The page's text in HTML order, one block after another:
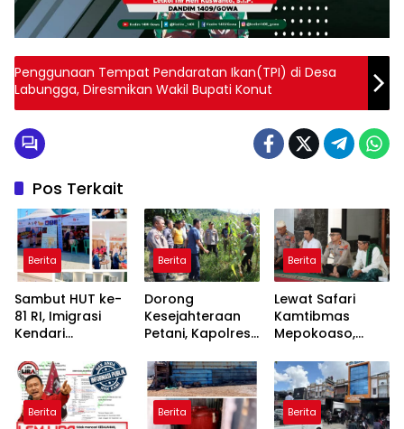
Penggunaan Tempat Pendaratan Ikan(TPI) di Desa
Labungga, Diresmikan Wakil Bupati Konut
Pos Terkait
Berita
Sambut HUT ke-
81 RI, Imigrasi
Kendari
Bareng Pemkab
Konawe dan BPR
Bahteramas
Adakan Baksos
Berita
Dorong
Kesejahteraan
Petani, Kapolres
Langsung ke
Lahan Jagung
Desa Walay
Berita
Lewat Safari
Kamtibmas
Mepokoaso,
Serap Aspirasi
Masyarakat
Padangguni
Berita Berita Berita